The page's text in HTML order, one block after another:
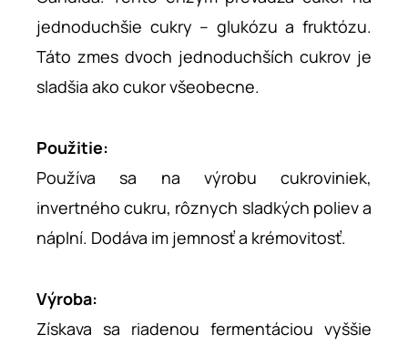
jednoduchšie cukry – glukózu a fruktózu.
Táto zmes dvoch jednoduchších cukrov je
sladšia ako cukor všeobecne.
Použitie:
Používa sa na výrobu cukroviniek,
invertného cukru, rôznych sladkých poliev a
náplní. Dodáva im jemnosť a krémovitosť.
Výroba:
Získava sa riadenou fermentáciou vyššie